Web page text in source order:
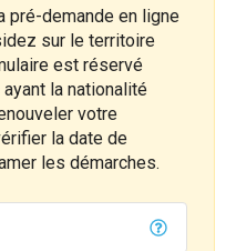
pré-demande en ligne
sur le territoire
est réservé
la nationalité
votre
la date de
les démarches.